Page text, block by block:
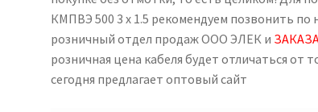
КМПВЭ 500 3 х 1.5 рекомендуем позвонить по
розничный отдел продаж ООО ЭЛЕК и
розничная цена кабеля будет отличаться от
сегодня предлагает оптовый сайт